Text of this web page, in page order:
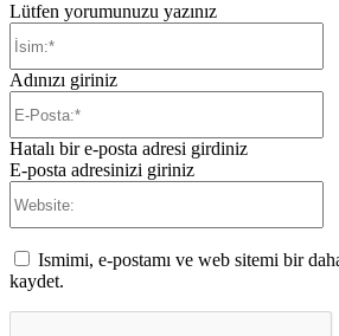
Lütfen yorumunuzu yazınız
Adınızı giriniz
Hatalı bir e-posta adresi girdiniz
E-posta adresinizi giriniz
Ismimi, e-postamı ve web sitemi bir
kaydet.